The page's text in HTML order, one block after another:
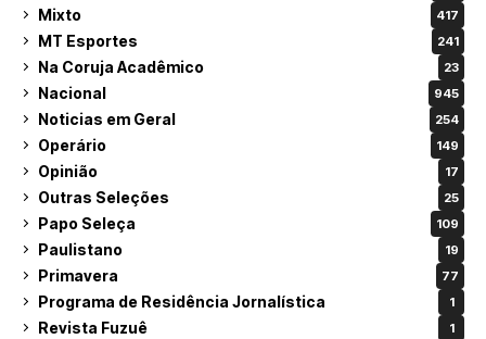
Mixto 417
MT Esportes 241
Na Coruja Acadêmico 23
Nacional 945
Noticias em Geral 254
Operário 149
Opinião 17
Outras Seleções 25
Papo Seleça 109
Paulistano 19
Primavera 77
Programa de Residência Jornalística 1
Revista Fuzuê 1